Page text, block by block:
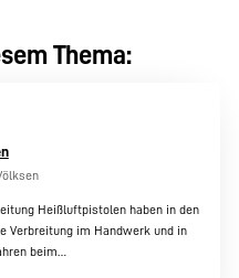
Thema:
Heißluftpistolen haben in den
Verbreitung im Handwerk und in
beim…